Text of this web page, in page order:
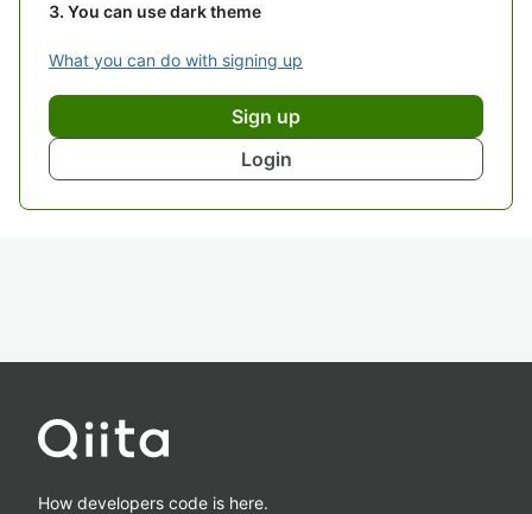
You can use dark theme
What you can do with signing up
Sign up
Login
How developers code is here.